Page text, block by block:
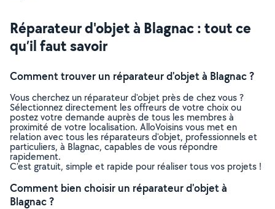
Réparateur d'objet à Blagnac : tout ce
qu’il faut savoir
Comment trouver un réparateur d'objet à Blagnac ?
Vous cherchez un réparateur d'objet près de chez vous ?
Sélectionnez directement les offreurs de votre choix ou
postez votre demande auprès de tous les membres à
proximité de votre localisation. AlloVoisins vous met en
relation avec tous les réparateurs d'objet, professionnels et
particuliers, à Blagnac, capables de vous répondre
rapidement.
C’est gratuit, simple et rapide pour réaliser tous vos projets !
Comment bien choisir un réparateur d'objet à
Blagnac ?